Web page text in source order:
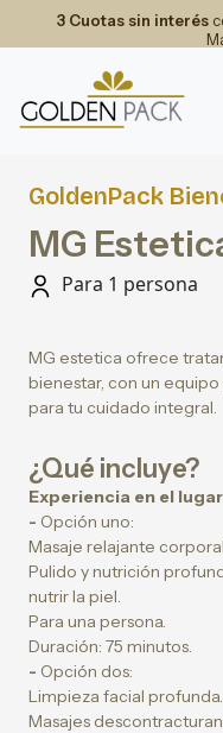
3 Cuotas sin interés
GoldenPack
MG
Para 1 persona
MG estetica ofrece
bienestar, con un
para tu cuidado integral.
¿Qué incluye?
Experiencia en el
- Opción uno:
Masaje relajante
Pulido y nutrición
nutrir la piel.
Para una persona.
Duración: 75 minutos.
- Opción dos:
Limpieza facial profunda.
Masajes